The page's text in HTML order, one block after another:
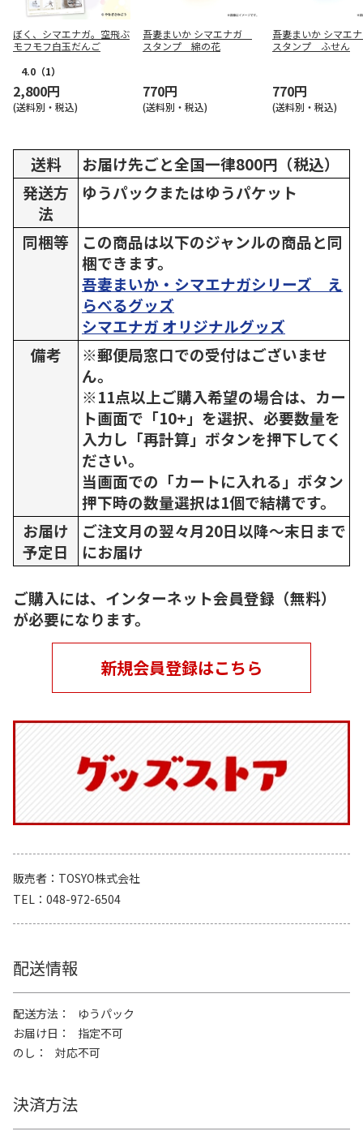
ぼく、シマエナガ。空飛ぶ
モフモフ白玉だんご
4.0 （1）
2,800円
(送料別・税込)
吾妻まいか シマエナガ
スタンプ 綿の花
770円
(送料別・税込)
吾妻まいか シマエ
スタンプ ふせん
770円
(送料別・税込)
送料
お届け先ごと全国一律800円（税込）
発送方
法
ゆうパックまたはゆうパケット
同梱等
この商品は以下のジャンルの商品と同
梱できます。
吾妻まいか・シマエナガシリーズ え
らべるグッズ
シマエナガ オリジナルグッズ
備考
※郵便局窓口での受付はございませ
ん。
※11点以上ご購入希望の場合は、カー
ト画面で「10+」を選択、必要数量を
入力し「再計算」ボタンを押下してく
ださい。
当画面での「カートに入れる」ボタン
押下時の数量選択は1個で結構です。
お届け
予定日
ご注文月の翌々月20日以降～末日まで
にお届け
ご購入には、インターネット会員登録（無料）
が必要になります。
新規会員登録はこちら
販売者
TOSYO株式会社
TEL
048-972-6504
配送情報
配送方法
ゆうパック
お届け日
指定不可
のし
対応不可
決済方法